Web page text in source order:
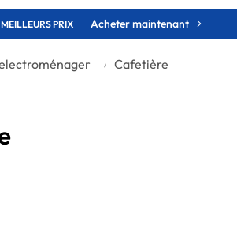
PRIX Acheter maintenant
Cafetière